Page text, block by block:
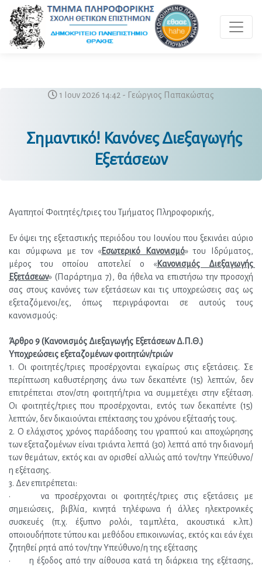
1 Ιουν 2026 14:42 - Γεώργιος Παπακώστας
Σημαντικό! Κανόνες Διεξαγωγής
Εξετάσεων
Αγαπητοί Φοιτητές/τριες του Τμήματος Πληροφορικής,
Εν όψει της εξεταστικής περιόδου του Ιουνίου που ξεκινάει αύριο
και σύμφωνα με τον «Εσωτερικό Κανονισμό» του Ιδρύματος,
μέρος του οποίου αποτελεί ο «Κανονισμός Διεξαγωγής
Εξετάσεων» (Παράρτημα 7), θα ήθελα να επιστήσω την προσοχή
σας στους κανόνες των εξετάσεων και τις υποχρεώσεις σας ως
εξεταζόμενοι/ες, όπως περιγράφονται σε αυτούς τους
κανονισμούς:
Άρθρο 9 (Κανονισμός Διεξαγωγής Εξετάσεων Δ.Π.Θ.)
Υποχρεώσεις εξεταζομένων φοιτητών/τριών
1. Οι φοιτητές/τριες προσέρχονται εγκαίρως στις εξετάσεις. Σε
περίπτωση καθυστέρησης άνω των δεκαπέντε (15) λεπτών, δεν
επιτρέπεται στον/στη φοιτητή/τρια να συμμετέχει στην εξέταση.
Οι φοιτητές/τριες που προσέρχονται, εντός των δεκαπέντε (15)
λεπτών, δεν δικαιούνται επέκτασης του χρόνου εξέτασής τους.
2. Ο ελάχιστος χρόνος παράδοσης του γραπτού και αποχώρησης
των εξεταζομένων είναι τριάντα λεπτά (30) λεπτά από την διανομή
των θεμάτων, εκτός και αν ορισθεί αλλιώς από τον/την Υπεύθυνο/
η εξέτασης.
3. Δεν επιτρέπεται:
·      να προσέρχονται οι φοιτητές/τριες στις εξετάσεις με
σημειώσεις, βιβλία, κινητά τηλέφωνα ή άλλες ηλεκτρονικές
συσκευές (π.χ. έξυπνο ρολόι, ταμπλέτα, ακουστικά κ.λπ.)
οποιουδήποτε τύπου και μεθόδου επικοινωνίας, εκτός και εάν έχει
ζητηθεί ρητά από τον/την Υπεύθυνο/η της εξέτασης
·      η έξοδος από την αίθουσα κατά τη διάρκεια της εξέτασης,